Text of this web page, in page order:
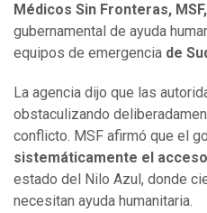
Médicos Sin Fronteras, MSF,
gubernamental de ayuda
equipos de emergencia de
La agencia dijo que las
obstaculizando
conflicto. MSF afirmó que el
sistemáticamente el
estado del Nilo Azul, donde
necesitan ayuda humanitaria.